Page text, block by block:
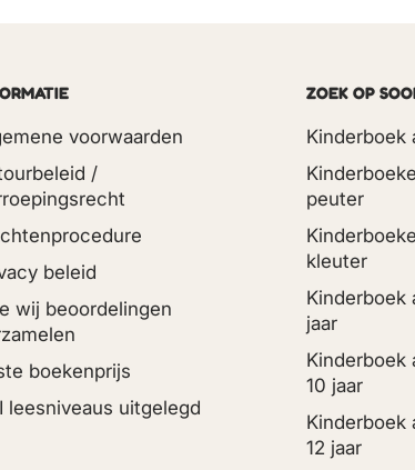
voorwaarden
/
beleid
wij beoordelingen
boekenprijs
leesniveaus uitgelegd
ZOEK OP
Kinderboek
peuter
kleuter
Kinderboek
jaar
Kinderboek
10 jaar
Kinderboek
12 jaar